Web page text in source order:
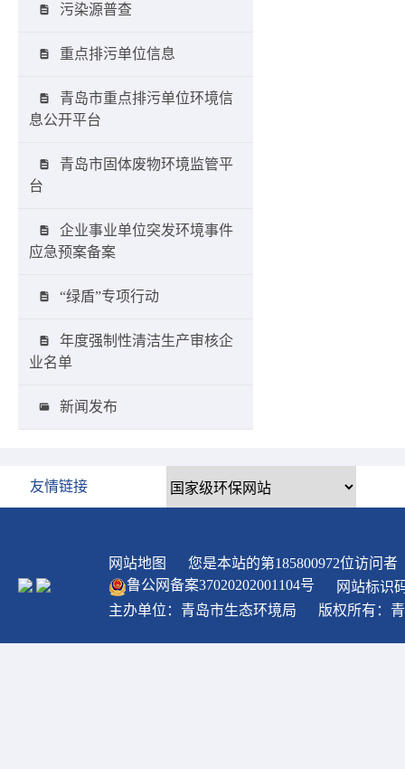
污染源普查
重点排污单位信息
青岛市重点排污单位环境信
息公开平台
青岛市固体废物环境监管平
台
企业事业单位突发环境事件
应急预案备案
“绿盾”专项行动
年度强制性清洁生产审核企
业名单
新闻发布
友情链接
网站地图 您是本站的第185800972位访问者
鲁公网备案37020202001104号
网站标识
主办单位：青岛市生态环境局
版权所有：